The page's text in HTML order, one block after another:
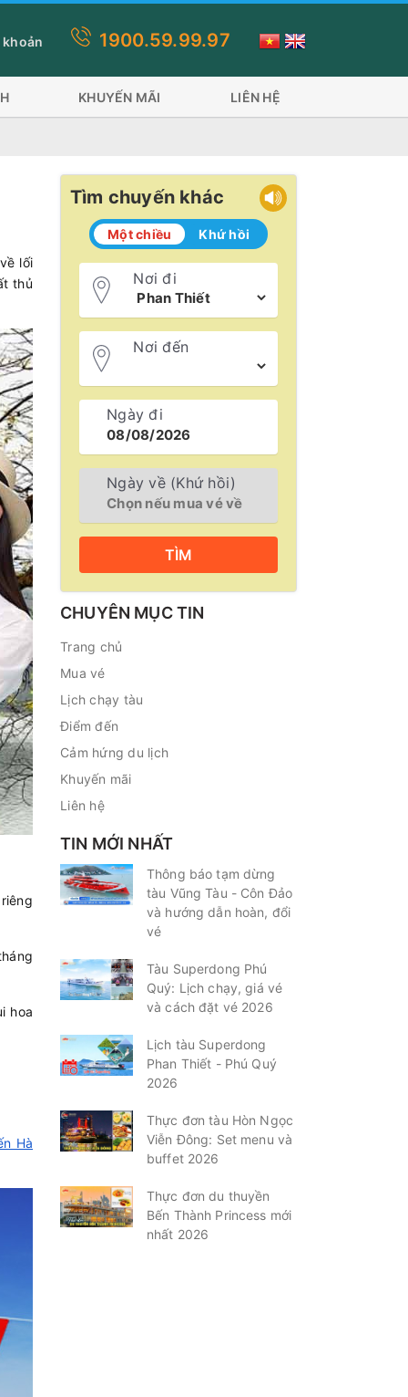
đi 2 phương tiện: Tàu Superdong và tàu Trưng Nhị tàu Đỏ 600
1900.59.99.97
KHUYẾN MÃI LIÊN HỆ
lối
thủ
hoa
Hà
Tìm chuyến khác
Một chiều Khứ hồi
Nơi đi
Nơi đến
Ngày đi
Ngày về (Khứ hồi)
TÌM
CHUYÊN MỤC TIN
Trang chủ
Mua vé
Lịch chạy tàu
Điểm đến
Cảm hứng du lịch
Khuyến mãi
Liên hệ
TIN MỚI NHẤT
Thông báo tạm dừng
tàu Vũng Tàu - Côn Đảo
và hướng dẫn hoàn, đổi
vé
Tàu Superdong Phú
Quý: Lịch chạy, giá vé
và cách đặt vé 2026
Lịch tàu Superdong
Phan Thiết - Phú Quý
2026
Thực đơn tàu Hòn Ngọc
Viễn Đông: Set menu và
buffet 2026
Thực đơn du thuyền
Bến Thành Princess mới
nhất 2026